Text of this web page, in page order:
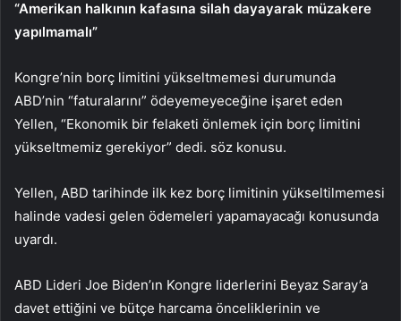
“Amerikan halkının kafasına silah dayayarak müzakere
yapılmamalı”
Kongre’nin borç limitini yükseltmemesi durumunda
ABD’nin “faturalarını” ödeyemeyeceğine işaret eden
Yellen, “Ekonomik bir felaketi önlemek için borç limitini
yükseltmemiz gerekiyor” dedi. söz konusu.
Yellen, ABD tarihinde ilk kez borç limitinin yükseltilmemesi
halinde vadesi gelen ödemeleri yapamayacağı konusunda
uyardı.
ABD Lideri Joe Biden’ın Kongre liderlerini Beyaz Saray’a
davet ettiğini ve bütçe harcama önceliklerinin ve